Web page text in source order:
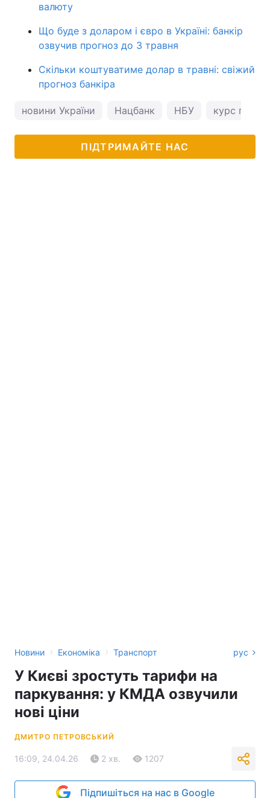
валюту
Що буде з доларом і євро в Україні: банкір
озвучив прогноз до 3 травня
Скільки коштуватиме долар в травні: свіжий
прогноз банкіра
новини України Нацбанк НБУ курс гривні
ПІДТРИМАЙТЕ НАС
Новини › Економіка › Транспорт рус
У Києві зростуть тарифи на
паркування: у КМДА озвучили
нові ціни
ДМИТРО ПЕТРОВСЬКИЙ
16:09, 24.04.26 2 хв. 1207
Підпишіться на нас в Google